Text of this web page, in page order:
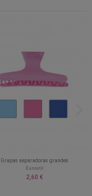
Grapas separadoras grandes
Eurostil
2,60 €